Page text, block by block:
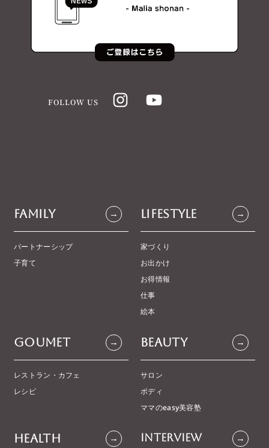
FOLLOW US
Family →
パートナーシップ
子育て
Lifestyle →
家づくり
お出かけ
お得情報
仕事
絵本
Goumet
→
レストラン・カフェ
レシピ
Beauty →
サロン
ボディ
ママのeasy美容塾
Health
→ Interview →